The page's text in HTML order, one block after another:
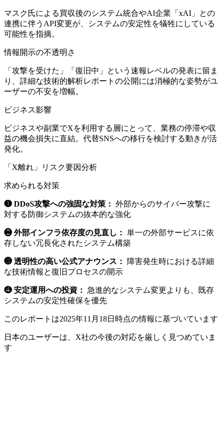
マスク氏による買収後のシステム統合やAI企業「xAI」との
連携に伴うAPI変更が、システムの安定性を犠牲にしている
可能性を指摘。
情報開示の不透明さ
「攻撃を受けた」「復旧中」という速報レベルの発表に留ま
り、詳細な技術的解析レポートの公開には消極的な姿勢がユ
ーザーの不安を増幅。
ビジネス影響
ビジネスや副業でXを利用する層にとって、業務の停滞や収
益の機会損失に直結。代替SNSへの移行を検討する動きが活
発化。
「X離れ」リスク要因分析
求められる対策
❶ DDoS攻撃への強固な対策： 外部からのサイバー攻撃に
対する防御システムの抜本的な強化
❷ 外部インフラ依存度の見直し： 単一の外部サービスに依
存しない冗長化されたシステム構築
❸ 透明性の高い公式アナウンス：
障害発生時における詳細
な技術情報と復旧プロセスの開示
❹ 安定運用への投資： 急進的なシステム変更よりも、既存
システムの安定性確保を優先
このレポートは2025年11月18日時点の情報に基づいています
日本のユーザーは、X社の今後の対応を厳しく見つめていま
す